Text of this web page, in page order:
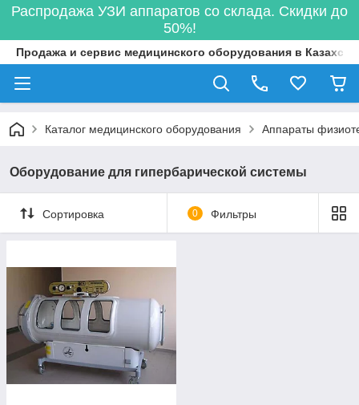
Распродажа УЗИ аппаратов со склада. Скидки до
50%!
Продажа и сервис медицинского оборудования в
Каталог медицинского оборудования Аппараты
Оборудование для гипербарической системы
Сортировка 0 Фильтры